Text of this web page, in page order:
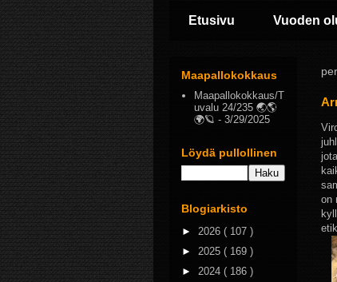
Etusivu Vuoden
on
Maapallokokkaus
Maapallokokkaus/T
uvalu 24/235 🌏🌎
🌍🪐 - 3/29/2025
Löydä pullollinen
Blogiarkisto
► 2026 ( 107 )
► 2025 ( 169 )
► 2024 ( 186 )